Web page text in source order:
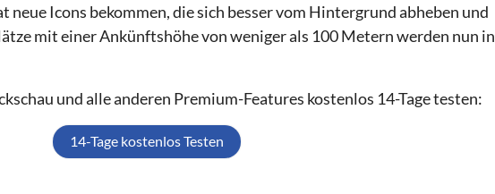
Icons bekommen, die sich besser vom Hintergrund abheben und
mit einer Ankünftshöhe von weniger als 100 Metern werden nun in
und alle anderen Premium-Features kostenlos 14-Tage testen:
14-Tage kostenlos Testen